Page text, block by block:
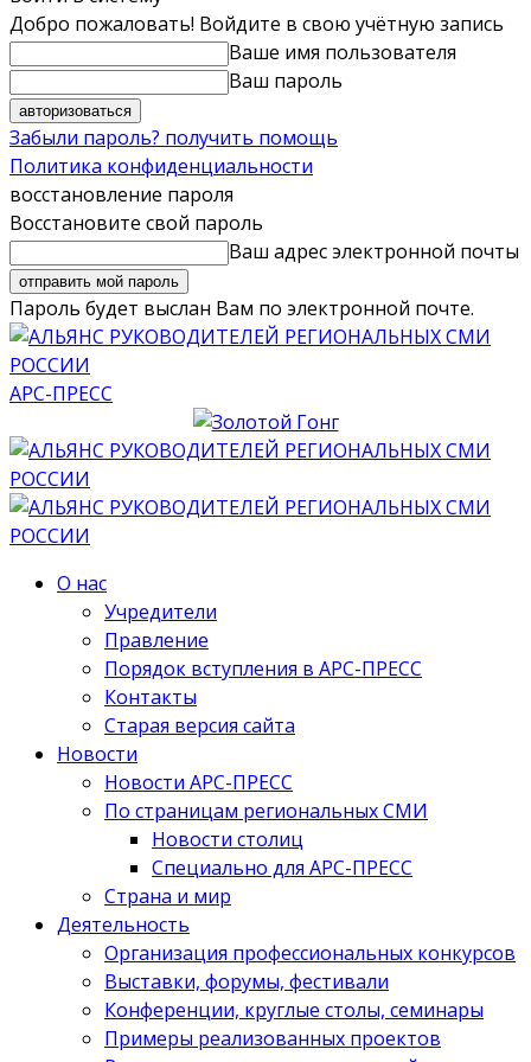
Добро пожаловать! Войдите в свою учётную запись
Ваше имя пользователя
Ваш пароль
Забыли пароль? получить помощь
Политика конфиденциальности
восстановление пароля
Восстановите свой пароль
Ваш адрес электронной почты
Пароль будет выслан Вам по электронной почте.
АРС-ПРЕСС
О нас
Учредители
Правление
Порядок вступления в АРС-ПРЕСС
Контакты
Старая версия сайта
Новости
Новости АРС-ПРЕСС
По страницам региональных СМИ
Новости столиц
Специально для АРС-ПРЕСС
Страна и мир
Деятельность
Организация профессиональных конкурсов
Выставки, форумы, фестивали
Конференции, круглые столы, семинары
Примеры реализованных проектов